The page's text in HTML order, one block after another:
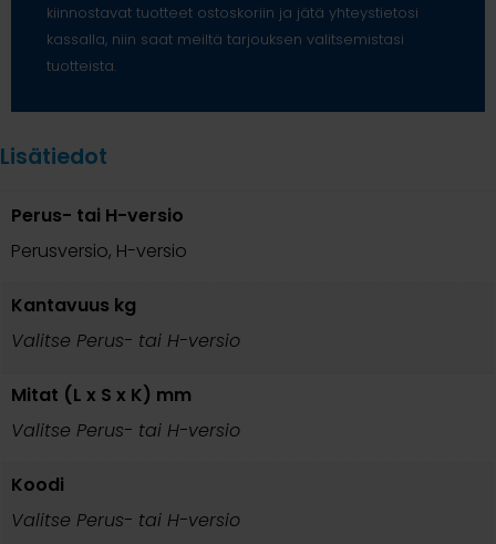
kiinnostavat tuotteet ostoskoriin ja jätä yhteystietosi
kassalla, niin saat meiltä tarjouksen valitsemistasi
tuotteista.
Lisätiedot
Perus- tai H-versio
Perusversio, H-versio
Kantavuus kg
Valitse Perus- tai H-versio
Mitat (L x S x K) mm
Valitse Perus- tai H-versio
Koodi
Valitse Perus- tai H-versio